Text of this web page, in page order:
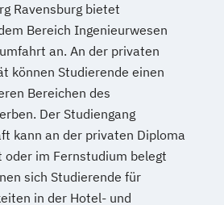
Ravensburg bietet
Bereich Ingenieurwesen
an. An der privaten
können Studierende einen
Bereichen des
Der Studiengang
kann an der privaten Diploma
oder im Fernstudium belegt
sich Studierende für
in der Hotel- und